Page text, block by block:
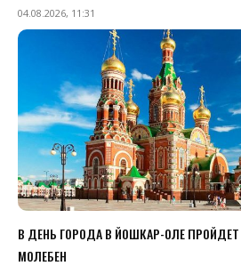
04.08.2026, 11:31
В ДЕНЬ ГОРОДА В ЙОШКАР-ОЛЕ
МОЛЕБЕН